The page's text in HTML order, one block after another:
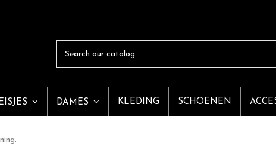
DAMES KLEDING SCHOENEN